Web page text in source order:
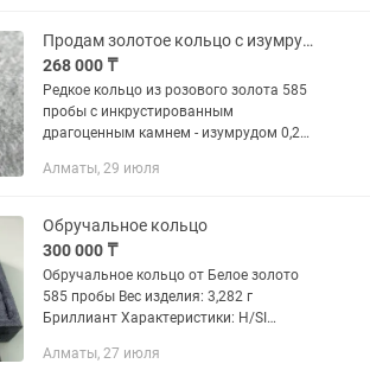
моды....
Продам золотое кольцо с изумрудом (обручальное / декоративное)
268 000 ₸
Редкое кольцо из розового золота 585
пробы с инкрустированным
драгоценным камнем - изумрудом 0,2
Очень изящное кольцо
покупалось в...
Алматы, 29 июля
Обручальное кольцо
300 000 ₸
Обручальное кольцо от Белое золото
585 пробы Вес изделия: 3,282 г
Бриллиант Характеристики: H/SI
Классическое кольцо-солитер с одним
Алматы, 27 июля